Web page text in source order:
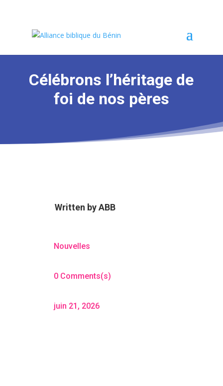
Célébrons l’héritage de
foi de nos pères
Written byABB
Nouvelles
0 Comments(s)
juin 21, 2026